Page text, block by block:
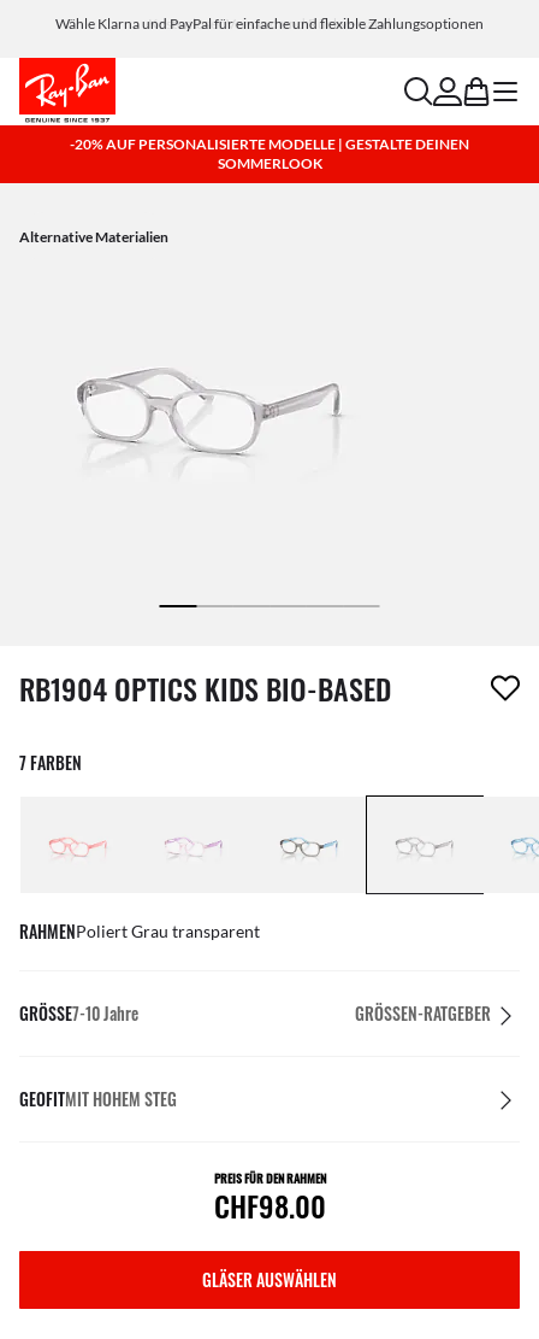
Wähle Klarna und PayPal für einfache und flexible Zahlungsoptionen
searchaccount
bag menu
-20% AUF PERSONALISIERTE MODELLE | GESTALTE DEINEN
SOMMERLOOK
Alternative Materialien
1 Artikel wurde von deiner Wunschliste entfernt
RB1904 OPTICS KIDS BIO-BASED
7 FARBEN
RAHMENPoliert Grau transparent
GRÖSSE7-10 Jahre GRÖSSEN-RATGEBER
GEOFITMIT HOHEM STEG
PREIS FÜR DEN RAHMEN
CHF98.00
GLÄSER AUSWÄHLEN